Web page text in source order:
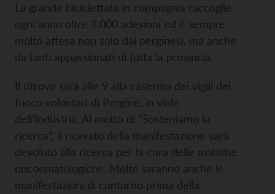
La grande biciclettata in compagnia raccoglie
ogni anno oltre 3.000 adesioni ed è sempre
molto attesa non solo dai perginesi, ma anche
da tanti appassionati di tutta la provincia.
Il ritrovo sarà alle 9 alla caserma dei vigili del
fuoco volontari di Pergine, in viale
dell’Industria. Al motto di “Sosteniamo la
ricerca”, il ricavato della manifestazione sarà
devoluto alla ricerca per la cura delle malattie
oncoematologiche. Molte saranno anche le
manifestazioni di contorno prima della